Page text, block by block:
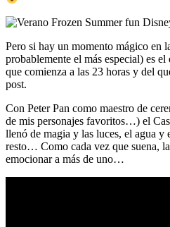
Pero si hay un momento mágico en
probablemente el más especial) es
que comienza a las 23 horas y del
post.
Con Peter Pan como maestro de
de mis personajes favoritos…) el
llenó de magia y las luces, el agua y
resto… Como cada vez que suena,
emocionar a más de uno…